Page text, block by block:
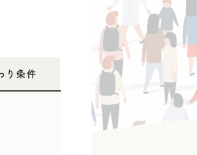
り条件